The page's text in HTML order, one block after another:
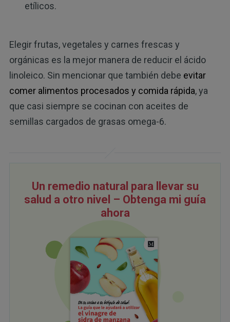
etílicos.
Elegir frutas, vegetales y carnes frescas y
orgánicas es la mejor manera de reducir el ácido
linoleico. Sin mencionar que también debe evitar
comer alimentos procesados y comida rápida, ya
que casi siempre se cocinan con aceites de
semillas cargados de grasas omega-6.
Un remedio natural para llevar su
salud a otro nivel – Obtenga mi guía
ahora